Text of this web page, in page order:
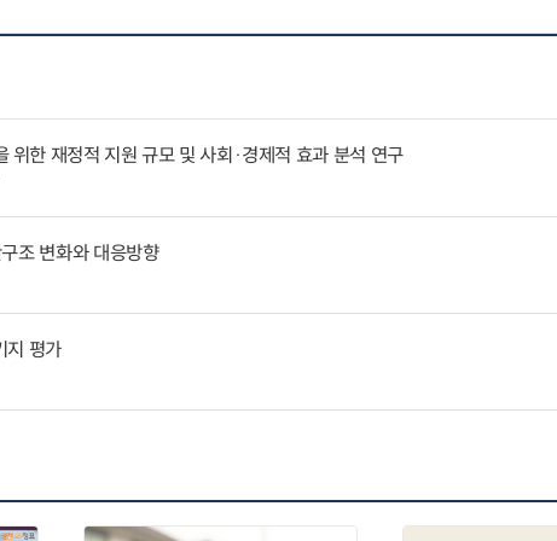
위한 재정적 지원 규모 및 사회·경제적 효과 분석 연구
조 변화와 대응방향
지 평가